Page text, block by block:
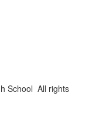
School All rights